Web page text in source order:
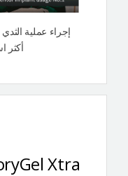
إجراء عملية
أكثر
Xtra